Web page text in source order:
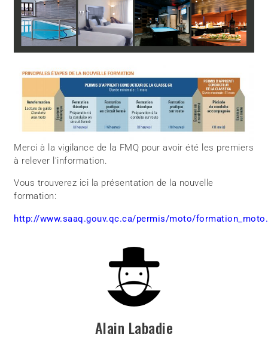
Merci à la vigilance de la FMQ pour avoir été les premiers
à relever l'information.
Vous trouverez ici la présentation de la nouvelle
formation:
http://www.saaq.gouv.qc.ca/permis/moto/
Alain Labadie